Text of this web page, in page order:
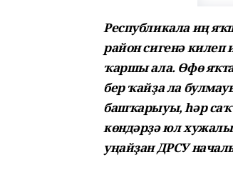
Республикала иң
район сигенә килеп
ҡаршы ала. Өфө
бер ҡайҙа ла
башҡарыуы, һәр саҡ
көндәрҙә юл
уңайҙан ДРСУ